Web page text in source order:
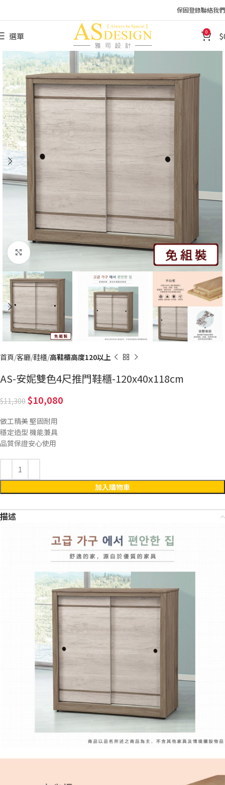
保固登錄聯絡我們
選單 0
Click to enlarge
首頁 客廳 鞋櫃 高鞋櫃高度120以上
AS-安妮雙色4尺推門鞋櫃-120x40x118cm
11,300 10,080
做工精美 堅固耐用
穩定造型 機能兼具
品質保證安心使用
加入購物車
描述